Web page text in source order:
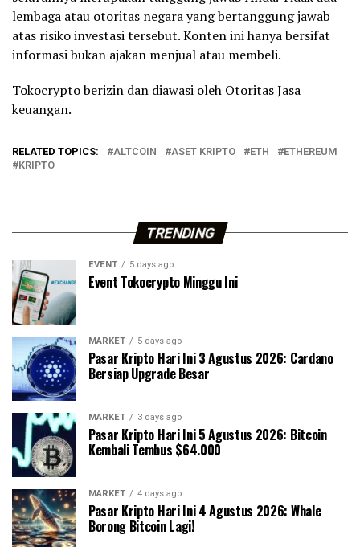
lembaga atau otoritas negara yang bertanggung jawab
atas risiko investasi tersebut. Konten ini hanya bersifat
informasi bukan ajakan menjual atau membeli.
Tokocrypto berizin dan diawasi oleh Otoritas Jasa
keuangan.
RELATED TOPICS: ALTCOIN ASET KRIPTO ETH
ETHEREUM
KRIPTO
TRENDING
EVENT 5 days ago
Event Tokocrypto Minggu Ini
MARKET 5 days ago
Pasar Kripto Hari Ini 3 Agustus 2026: Cardano
Bersiap Upgrade Besar
MARKET 3 days ago
Pasar Kripto Hari Ini 5 Agustus 2026: Bitcoin
Kembali Tembus $64.000
MARKET 4 days ago
Pasar Kripto Hari Ini 4 Agustus 2026: Whale
Borong Bitcoin Lagi!